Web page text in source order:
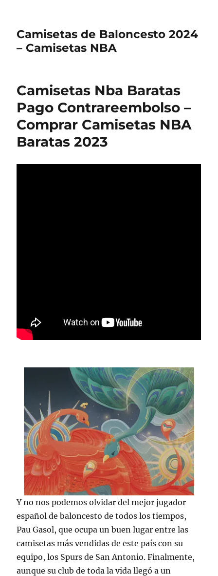
Camisetas de Baloncesto 2024
– Camisetas NBA
Camisetas Nba Baratas
Pago Contrareembolso –
Comprar Camisetas NBA
Baratas 2023
Y no nos podemos olvidar del mejor jugador
español de baloncesto de todos los tiempos,
Pau Gasol, que ocupa un buen lugar entre las
camisetas más vendidas de este país con su
equipo, los Spurs de San Antonio. Finalmente,
aunque su club de toda la vida llegó a un